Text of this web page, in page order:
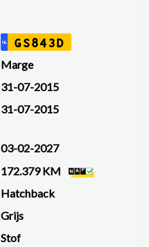
NL GS843D
Marge
31-07-2015
31-07-2015
03-02-2027
172.379 KM
Hatchback
Grijs
Stof